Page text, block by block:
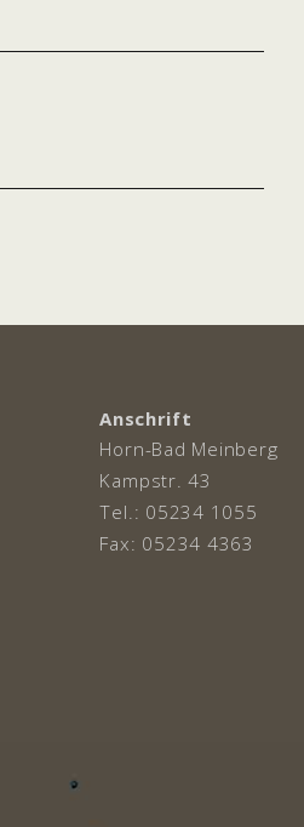
Anschrift
Horn-Bad Meinberg
Kampstr. 43
Tel.: 05234 1055
Fax: 05234 4363